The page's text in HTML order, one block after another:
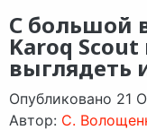
С большой
Karoq
выглядеть
Опубликовано 21
Автор: C.